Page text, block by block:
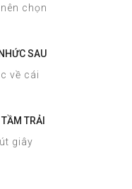
chọn
SAU
về cái
TRẢI
SPA
giây